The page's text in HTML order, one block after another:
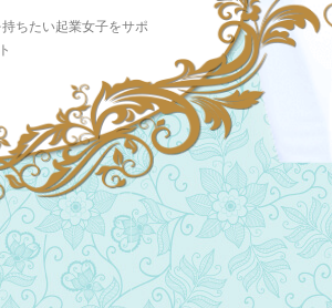
ちたい起業女子をサポ